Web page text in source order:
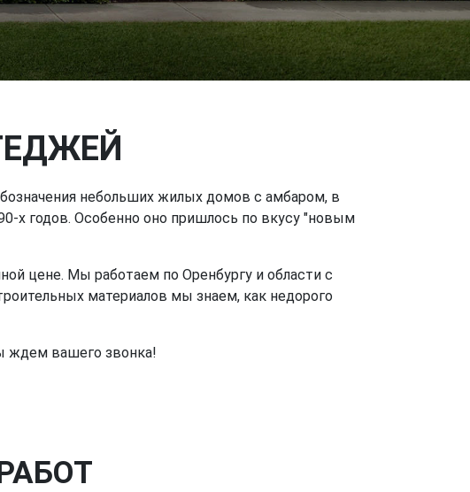
небольших жилых домов с амбаром, в
х годов. Особенно оно пришлось по вкусу "новым
цене. Мы работаем по Оренбургу и области с
материалов мы знаем, как недорого
ждем вашего звонка!